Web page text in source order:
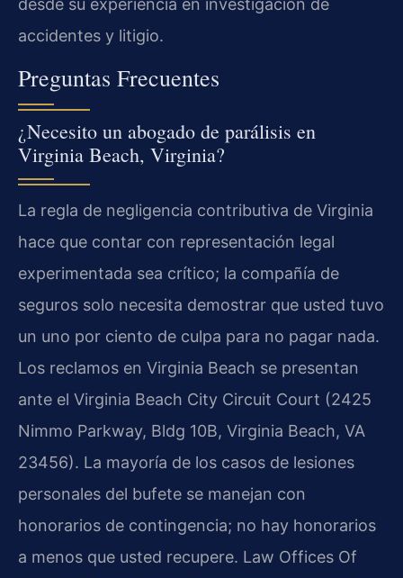
desde su experiencia en investigación de
accidentes y litigio.
Preguntas Frecuentes
¿Necesito un abogado de parálisis en
Virginia Beach, Virginia?
La regla de negligencia contributiva de Virginia
hace que contar con representación legal
experimentada sea crítico; la compañía de
seguros solo necesita demostrar que usted tuvo
un uno por ciento de culpa para no pagar nada.
Los reclamos en Virginia Beach se presentan
ante el Virginia Beach City Circuit Court (2425
Nimmo Parkway, Bldg 10B, Virginia Beach, VA
23456). La mayoría de los casos de lesiones
personales del bufete se manejan con
honorarios de contingencia; no hay honorarios
a menos que usted recupere. Law Offices Of